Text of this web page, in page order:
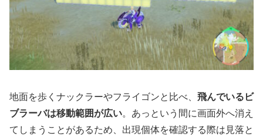
地面を歩くナックラーやフライゴンと比べ、 飛んでいるビ
ブラーバは移動範囲が広い。あっという間に画面外へ消え
てしまうことがあるため、出現個体を確認する際は見落と